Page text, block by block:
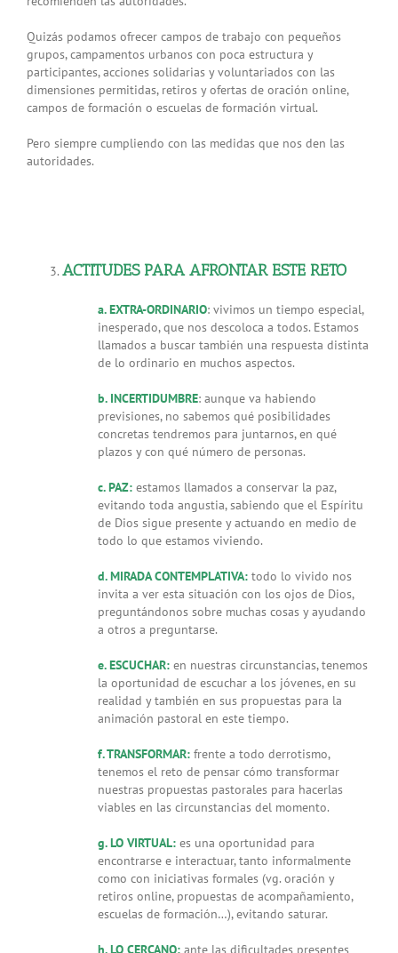
Quizás podamos ofrecer campos de trabajo con pequeños
grupos, campamentos urbanos con poca estructura y
participantes, acciones solidarias y voluntariados con las
dimensiones permitidas, retiros y ofertas de oración online,
campos de formación o escuelas de formación virtual.
Pero siempre cumpliendo con las medidas que nos den las
autoridades.
ACTITUDES PARA AFRONTAR ESTE RETO
a. EXTRA-ORDINARIO: vivimos un tiempo especial,
inesperado, que nos descoloca a todos. Estamos
llamados a buscar también una respuesta distinta
de lo ordinario en muchos aspectos.
b. INCERTIDUMBRE: aunque va habiendo
previsiones, no sabemos qué posibilidades
concretas tendremos para juntarnos, en qué
plazos y con qué número de personas.
c. PAZ: estamos llamados a conservar la paz,
evitando toda angustia, sabiendo que el Espíritu
de Dios sigue presente y actuando en medio de
todo lo que estamos viviendo.
d. MIRADA CONTEMPLATIVA: todo lo vivido nos
invita a ver esta situación con los ojos de Dios,
preguntándonos sobre muchas cosas y ayudando
a otros a preguntarse.
e. ESCUCHAR: en nuestras circunstancias, tenemos
la oportunidad de escuchar a los jóvenes, en su
realidad y también en sus propuestas para la
animación pastoral en este tiempo.
f. TRANSFORMAR: frente a todo derrotismo,
tenemos el reto de pensar cómo transformar
nuestras propuestas pastorales para hacerlas
viables en las circunstancias del momento.
g. LO VIRTUAL: es una oportunidad para
encontrarse e interactuar, tanto informalmente
como con iniciativas formales (vg. oración y
retiros online, propuestas de acompañamiento,
escuelas de formación…), evitando saturar.
h. LO CERCANO: ante las dificultades presentes